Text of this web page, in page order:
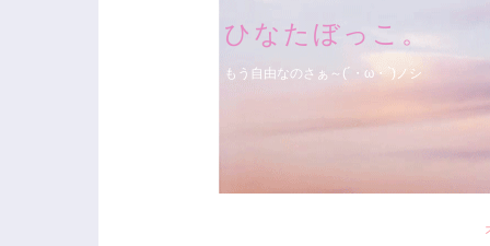
ひなたぼっこ。
もう自由なのさぁ～(´・ω・`)ノシ